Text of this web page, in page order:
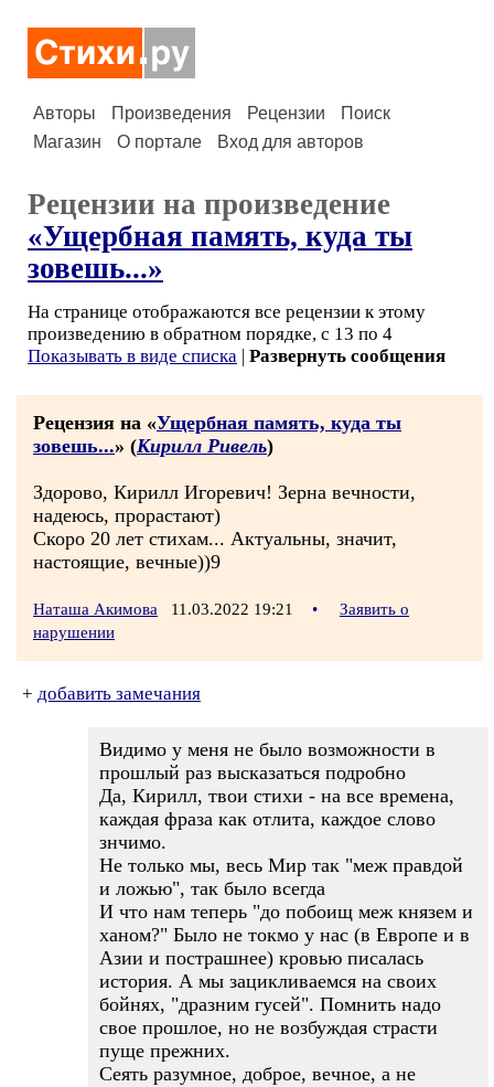
Авторы Произведения Рецензии
Поиск
Магазин
О портале Вход для авторов
Рецензии на произведение
«Ущербная память, куда ты
зовешь...»
На странице отображаются все рецензии к этому
произведению в обратном порядке, с 13 по 4
Показывать в виде списка | Развернуть сообщения
Рецензия на «Ущербная память, куда ты
зовешь...» (Кирилл Ривель)
Здорово, Кирилл Игоревич! Зерна вечности,
надеюсь, прорастают)
Скоро 20 лет стихам... Актуальны, значит,
настоящие, вечные))9
Наташа Акимова 11.03.2022 19:21 •
Заявить о
нарушении
+ добавить замечания
Видимо у меня не было возможности в
прошлый раз высказаться подробно
Да, Кирилл, твои стихи - на все времена,
каждая фраза как отлита, каждое слово
знчимо.
Не только мы, весь Мир так "меж правдой
и ложью", так было всегда
И что нам теперь "до побоищ меж князем и
ханом?" Было не токмо у нас (в Европе и в
Азии и пострашнее) кровью писалась
история. А мы зацикливаемся на своих
бойнях, "дразним гусей". Помнить надо
свое прошлое, но не возбуждая страсти
пуще прежних.
Сеять разумное, доброе, вечное, а не